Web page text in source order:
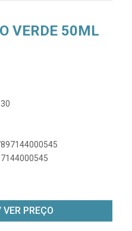
VERDE 50ML
PREÇO